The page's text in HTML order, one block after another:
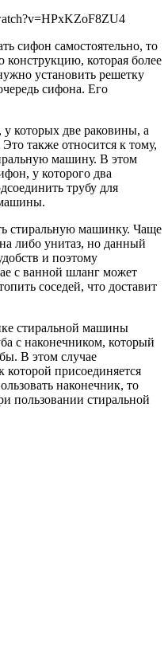
сифон самостоятельно, то
которая более
установить решетку
сифона. Его
которых две раковины, а
также относится к тому,
машину. В этом
у которого два
трубу для
стиральную машинку. Чаще
либо унитаз, но данный
и поэтому
с ванной шланг может
соседей, что доставит
стиральной машины
с наконечником, который
В этом случае
которой присоединяется
наконечник, то
пользовании стиральной